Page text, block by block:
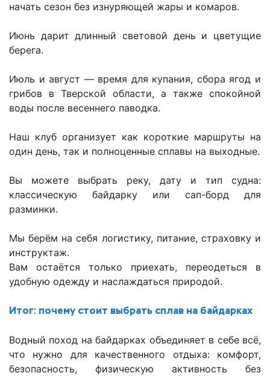
начать сезон без изнуряющей жары и комаров.
Июнь дарит длинный световой день и цветущие
берега.
Июль и август — время для купания, сбора ягод и
грибов в Тверской области, а также спокойной
воды после весеннего паводка.
Наш клуб организует как короткие маршруты на
один день, так и полноценные сплавы на выходные.
Вы можете выбрать реку, дату и тип судна:
классическую байдарку или сап-борд для
разминки.
Мы берём на себя логистику, питание, страховку и
инструктаж.
Вам остаётся только приехать, переодеться в
удобную одежду и наслаждаться природой.
Итог: почему стоит выбрать сплав на байдарках
Водный поход на байдарках объединяет в себе всё,
что нужно для качественного отдыха: комфорт,
безопасность, физическую активность без